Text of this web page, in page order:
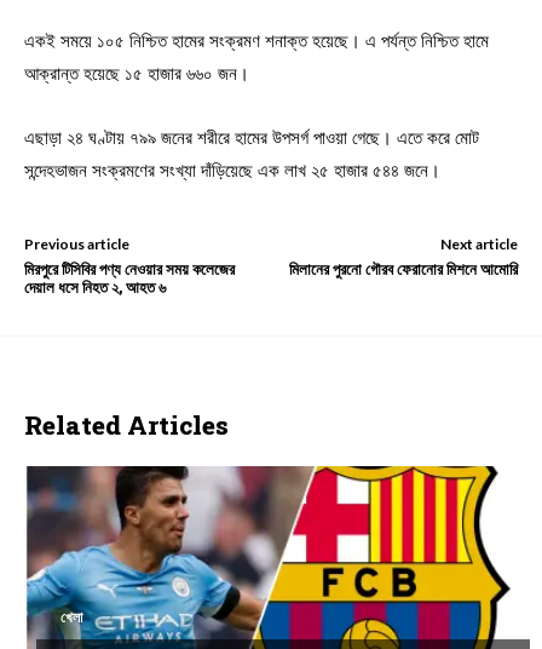
একই সময়ে ১০৫ নিশ্চিত হামের সংক্রমণ শনাক্ত হয়েছে। এ পর্যন্ত নিশ্চিত হামে
আক্রান্ত হয়েছে ১৫ হাজার ৬৬০ জন।
এছাড়া ২৪ ঘণ্টায় ৭৯৯ জনের শরীরে হামের উপসর্গ পাওয়া গেছে। এতে করে মোট
সন্দেহভাজন সংক্রমণের সংখ্যা দাঁড়িয়েছে এক লাখ ২৫ হাজার ৫৪৪ জনে।
Previous article
মিরপুরে টিসিবির পণ্য নেওয়ার সময় কলেজের
দেয়াল ধসে নিহত ২, আহত ৬
Next article
মিলানের পুরনো গৌরব ফেরানোর মিশনে আমোরি
Related Articles
খেলা